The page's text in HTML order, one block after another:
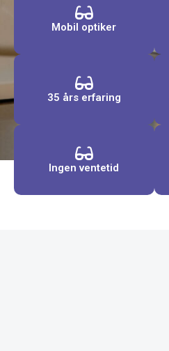
Mobil optiker
35 års erfaring
Ingen ventetid